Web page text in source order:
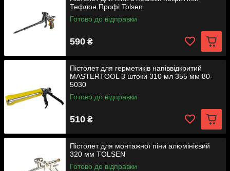
Тефлон Профі Tolsen
Готово до відправки
590 ₴
Пістолет для герметиків напіввідкритий
MASTERTOOL 3 штоки 310 мл 355 мм 80-
5030
Готово до відправки
510 ₴
Пістолет для монтажної піни алюмінієвий
320 мм TOLSEN
Готово до відправки